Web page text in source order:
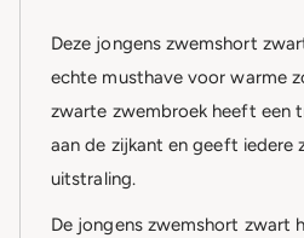
Deze jongens zwemshort
echte musthave voor warme
zwarte zwembroek heeft een
aan de zijkant en geeft iedere
uitstraling.
De jongens zwemshort zwart